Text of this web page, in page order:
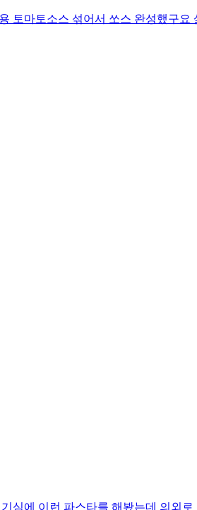
토마토소스 섞어서 쏘스 완성했구요
심에 이런 파스타를 해봤는데 의외